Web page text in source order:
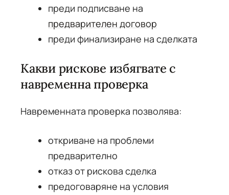
преди подписване на
предварителен договор
преди финализиране на сделката
Какви рискове избягвате с
навременна проверка
Навременната проверка позволява:
откриване на проблеми
предварително
отказ от рискова сделка
предоговаряне на условия